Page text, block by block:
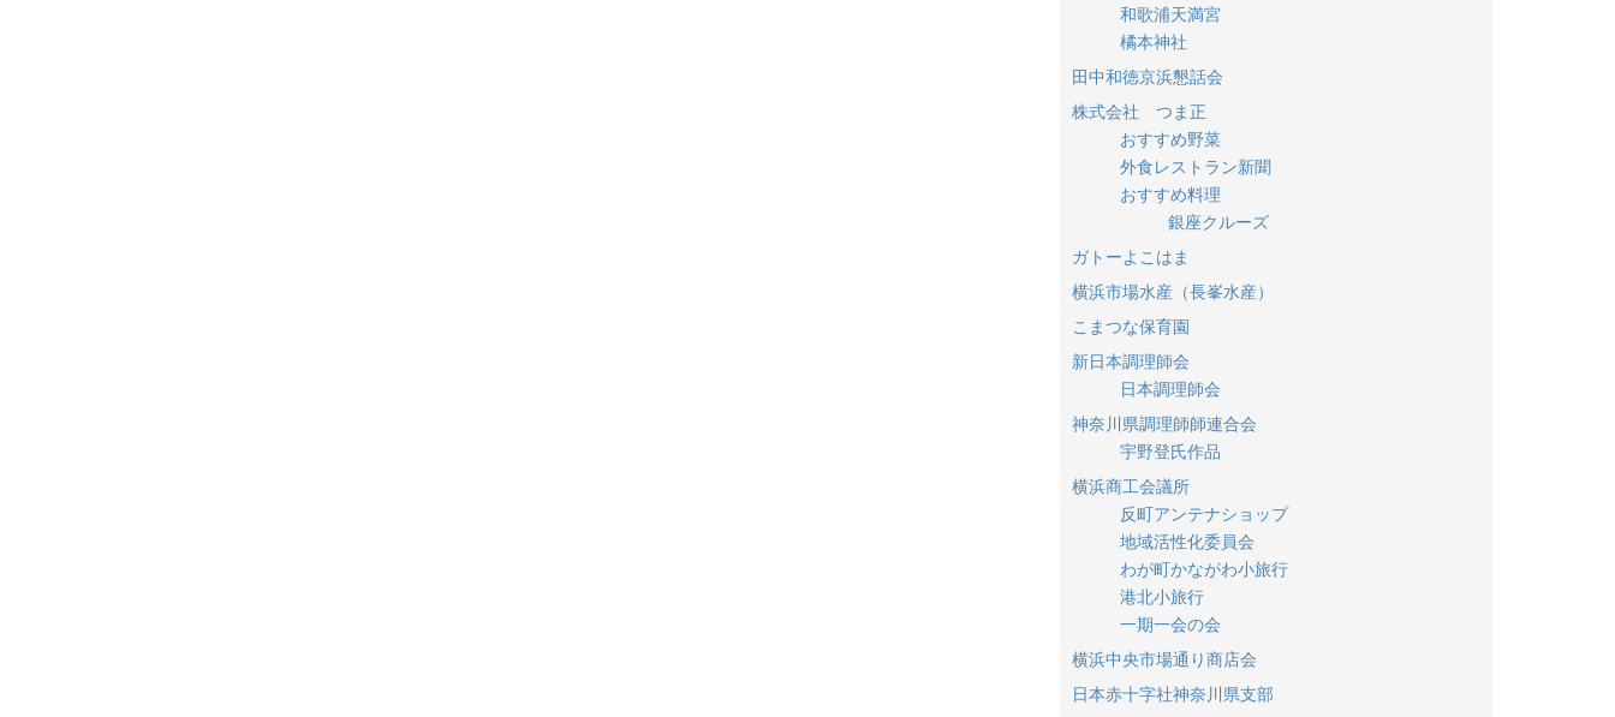
和歌浦天満宮
橘本神社
田中和徳京浜懇話会
株式会社 つま正
おすすめ野菜
外食レストラン新聞
おすすめ料理
銀座クルーズ
ガトーよこはま
横浜市場水産（長峯水産）
こまつな保育園
新日本調理師会
日本調理師会
神奈川県調理師師連合会
宇野登氏作品
横浜商工会議所
反町アンテナショップ
地域活性化委員会
わが町かながわ小旅行
港北小旅行
一期一会の会
横浜中央市場通り商店会
日本赤十字社神奈川県支部